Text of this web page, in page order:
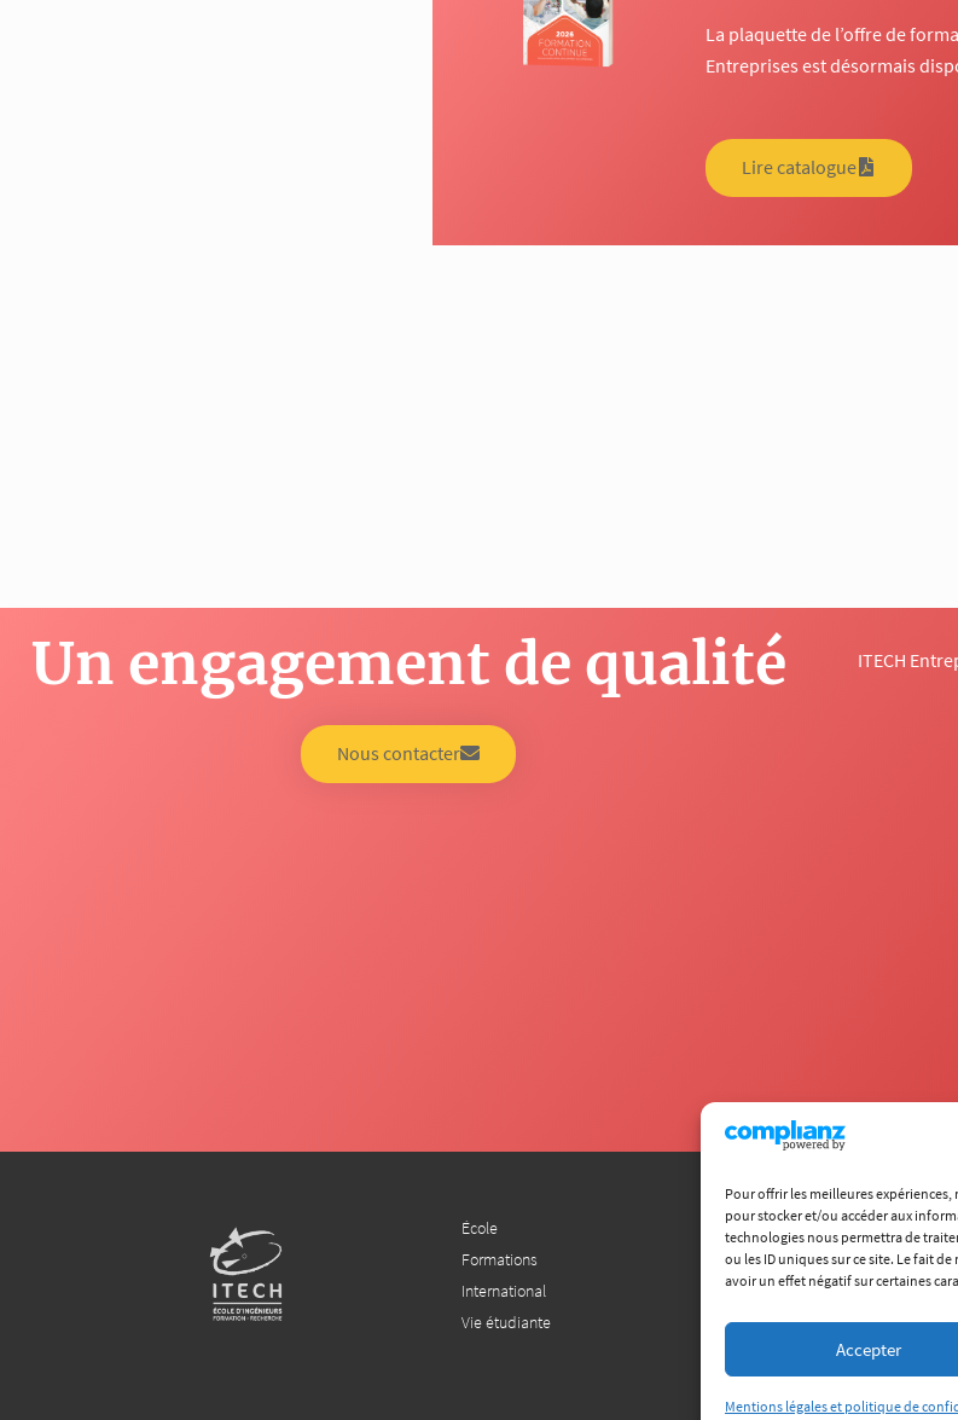
Pour offrir les meilleures
pour stocker et/ou accéder aux
technologies nous permettra de
ou les ID uniques sur ce site. Le fait
avoir un effet négatif sur certaines
Accepter
Mentions légales et politique de
La plaquette de l’offre de
Entreprises est désormais
Lire catalogue
Un engagement de qualité
Nous contacter
ITECH
École
Formations
International
Vie étudiante
Carrières
Recherche
Chaire ITECC
Entreprises